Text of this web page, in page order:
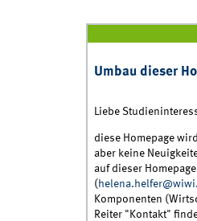
Umbau dieser
Liebe
diese Homepage
aber keine
auf dieser
(
Komponenten
Reiter "Kontakt"